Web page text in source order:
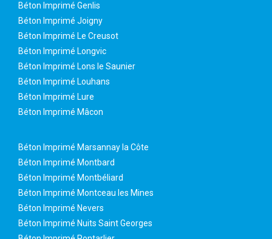
Béton Imprimé Genlis
Béton Imprimé Joigny
Béton Imprimé Le Creusot
Béton Imprimé Longvic
Béton Imprimé Lons le Saunier
Béton Imprimé Louhans
Béton Imprimé Lure
Béton Imprimé Mâcon
Béton Imprimé Marsannay la Côte
Béton Imprimé Montbard
Béton Imprimé Montbéliard
Béton Imprimé Montceau les Mines
Béton Imprimé Nevers
Béton Imprimé Nuits Saint Georges